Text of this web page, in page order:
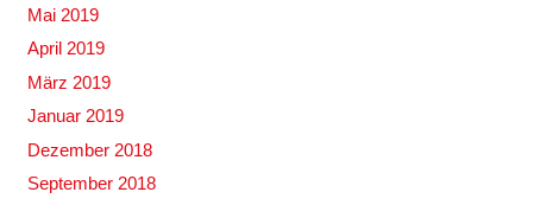
Mai 2019
April 2019
März 2019
Januar 2019
Dezember 2018
September 2018